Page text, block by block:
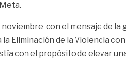
noviembre con el mensaje de
Eliminación de la Violencia
con el propósito de elevar